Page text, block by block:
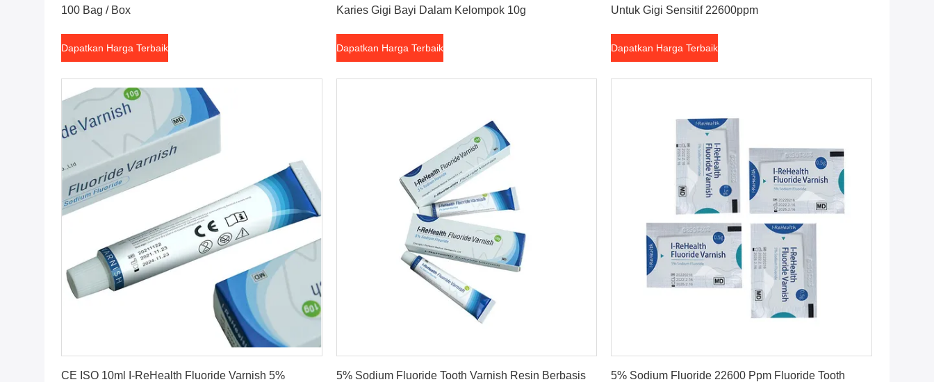
100 Bag / Box
Dapatkan Harga Terbaik
Karies Gigi Bayi Dalam Kelompok 10g
Dapatkan Harga Terbaik
Untuk Gigi Sensitif 22600ppm
Dapatkan Harga Terbaik
CE ISO 10ml I-ReHealth Fluoride Varnish 5%
5% Sodium Fluoride Tooth Varnish Resin Berbasis
5% Sodium Fluoride 22600 Ppm Fluoride Tooth